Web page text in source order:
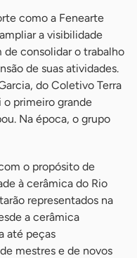
como a Fenearte
a visibilidade
consolidar o trabalho
de suas atividades.
do Coletivo Terra
o primeiro grande
Na época, o grupo
o propósito de
à cerâmica do Rio
representados na
a cerâmica
até peças
mestres e de novos